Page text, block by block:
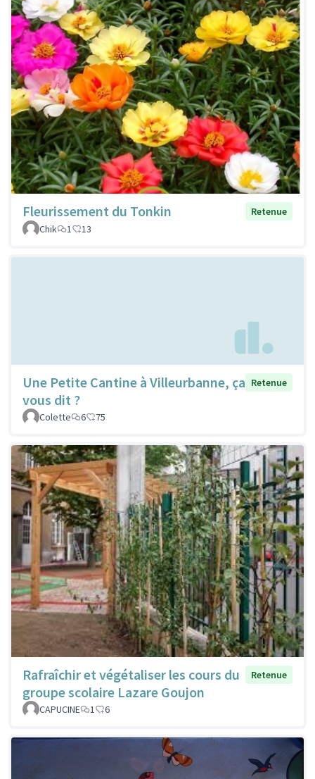
Fleurissement du Tonkin
Retenue
Chik
1 13
Une Petite Cantine à Villeurbanne, ça
vous dit ?
Retenue
Colette 6 75
Rafraîchir et végétaliser les cours du
groupe scolaire Lazare Goujon
Retenue
CAPUCINE 1 6